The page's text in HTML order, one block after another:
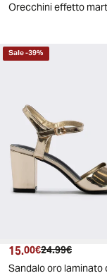
Sale-39%
Prezzo attuale
15.00€ Prezzo
24.99€